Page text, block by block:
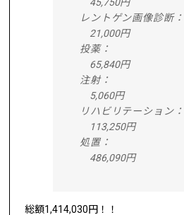
レントゲン画
21,000円
投薬
65,840円
注射
5,060円
リハビリテー
113,250円
処置
486,090円
総額1,414,030円！！